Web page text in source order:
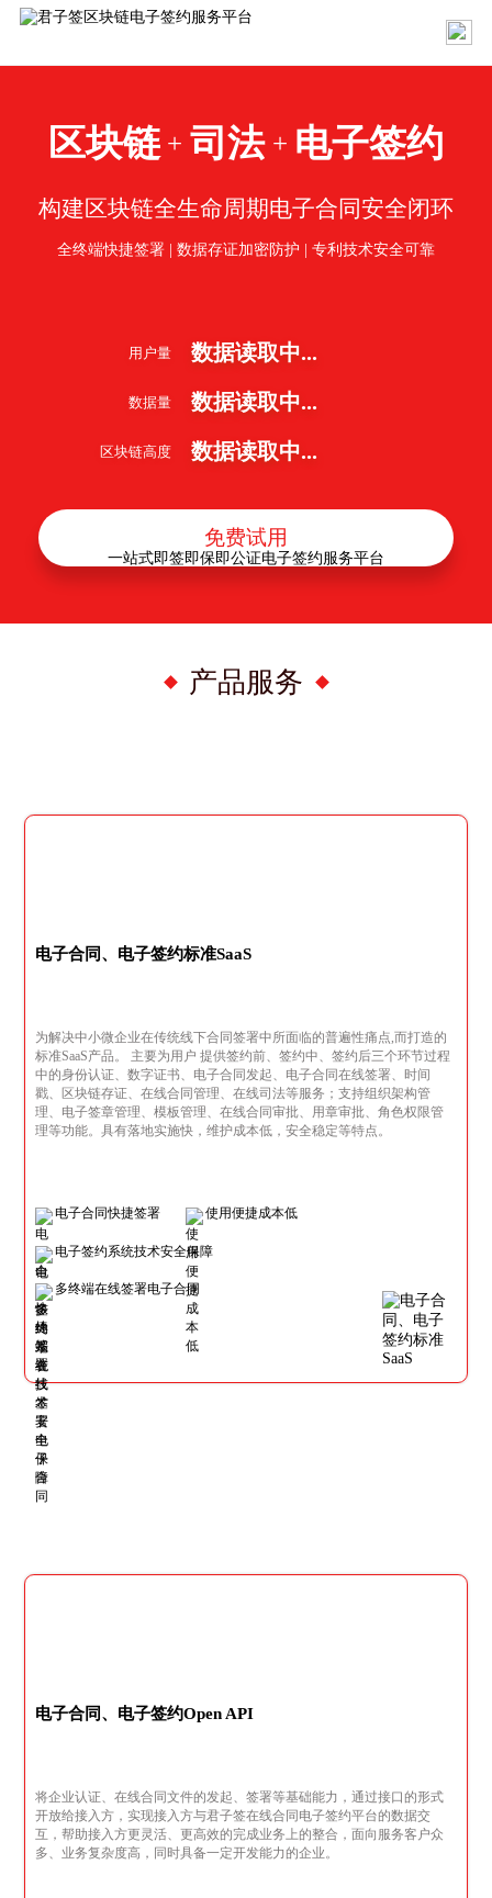
区块链 + 司法 + 电子签约
构建区块链全生命周期电子合同安全闭环
全终端快捷签署 | 数据存证加密防护 | 专利技术安全可靠
用户量 数据读取中...
数据量 数据读取中...
区块链高度 数据读取中...
免费试用
产品服务
一站式即签即保即公证电子签约服务平台
电子合同、电子签约标准SaaS
为解决中小微企业在传统线下合同签署中所面临的普遍性痛点,而打造的
标准SaaS产品。 主要为用户 提供签约前、签约中、签约后三个环节过程
中的身份认证、数字证书、电子合同发起、电子合同在线签署、时间
戳、区块链存证、在线合同管理、在线司法等服务；支持组织架构管
理、电子签章管理、模板管理、在线合同审批、用章审批、角色权限管
理等功能。具有落地实施快，维护成本低，安全稳定等特点。
电子合同快捷签署 使用便捷成本低
电子签约系统技术安全保障
多终端在线签署电子合同
电子合同、电子签约Open API
将企业认证、在线合同文件的发起、签署等基础能力，通过接口的形式
开放给接入方，实现接入方与君子签在线合同电子签约平台的数据交
互，帮助接入方更灵活、更高效的完成业务上的整合，面向服务客户众
多、业务复杂度高，同时具备一定开发能力的企业。